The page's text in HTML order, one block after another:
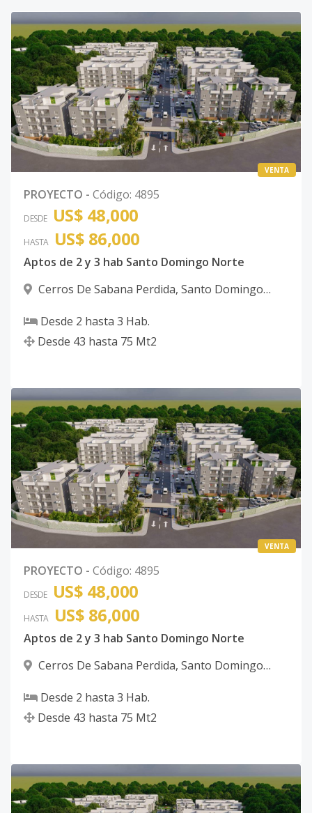
VENTA
PROYECTO - Código: 4895
DESDE US$ 48,000
HASTA US$ 86,000
Aptos de 2 y 3 hab Santo Domingo Norte
Cerros De Sabana Perdida, Santo Domingo
Desde 2 hasta 3 Hab.
Desde 43 hasta 75 Mt2
VENTA
PROYECTO - Código: 4895
DESDE US$ 48,000
HASTA US$ 86,000
Aptos de 2 y 3 hab Santo Domingo Norte
Cerros De Sabana Perdida, Santo Domingo
Desde 2 hasta 3 Hab.
Desde 43 hasta 75 Mt2